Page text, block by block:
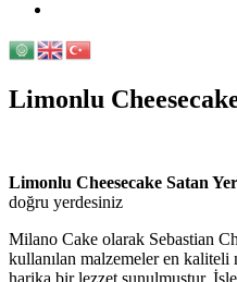
Limonlu
Limonlu Cheesecake Satan
doğru yerdesiniz
Milano Cake olarak Sebastian
kullanılan malzemeler en kaliteli
harika bir lezzet sunulmuştur.